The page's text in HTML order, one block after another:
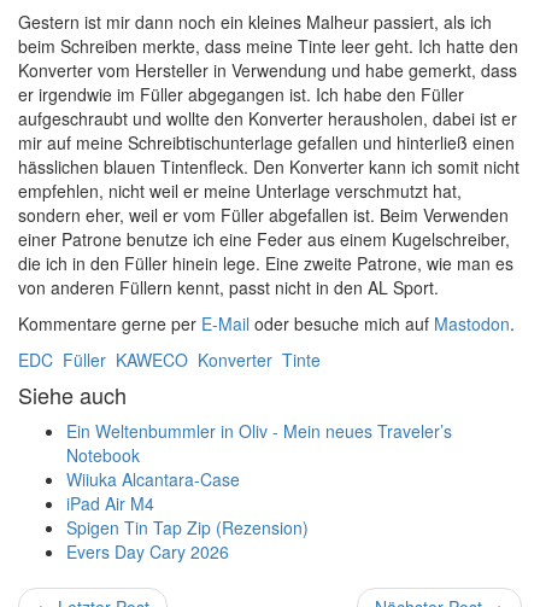
Gestern ist mir dann noch ein kleines Malheur passiert, als ich
beim Schreiben merkte, dass meine Tinte leer geht. Ich hatte den
Konverter vom Hersteller in Verwendung und habe gemerkt, dass
er irgendwie im Füller abgegangen ist. Ich habe den Füller
aufgeschraubt und wollte den Konverter herausholen, dabei ist er
mir auf meine Schreibtischunterlage gefallen und hinterließ einen
hässlichen blauen Tintenfleck. Den Konverter kann ich somit nicht
empfehlen, nicht weil er meine Unterlage verschmutzt hat,
sondern eher, weil er vom Füller abgefallen ist. Beim Verwenden
einer Patrone benutze ich eine Feder aus einem Kugelschreiber,
die ich in den Füller hinein lege. Eine zweite Patrone, wie man es
von anderen Füllern kennt, passt nicht in den AL Sport.
Kommentare gerne per E-Mail oder besuche mich auf Mastodon.
EDC Füller KAWECO Konverter Tinte
Siehe auch
Ein Weltenbummler in Oliv - Mein neues Traveler’s
Notebook
Wiiuka Alcantara-Case
iPad Air M4
Spigen Tin Tap Zip (Rezension)
Evers Day Cary 2026